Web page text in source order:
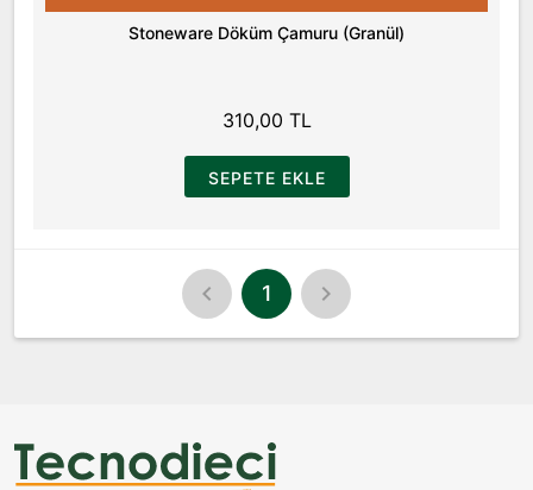
Stoneware Döküm Çamuru (Granül)
310,00 TL
SEPETE EKLE
1